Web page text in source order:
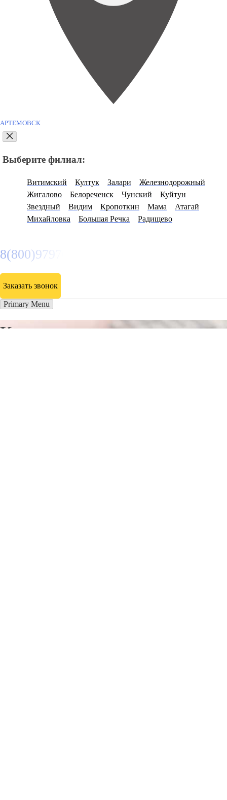
АРТЕМОВСК
Выберите филиал:
Витимский Култук Залари
Железнодорожный
Жигалово
Белореченск Чунский
Куйтун
Звездный
Видим Кропоткин Мама
Атагай
Михайловка
Большая Речка Радищево
8(800)9797043
Заказать звонок
Primary Menu
Курсы программирования в